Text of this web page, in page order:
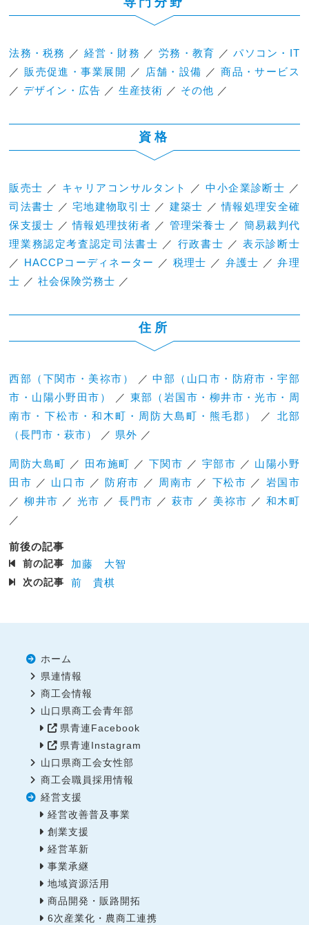
法務・税務 ／ 経営・財務 ／ 労務・教育 ／パソコン・IT
／ 販売促進・事業展開 ／ 店舗・設備 ／商品・サービス
／ デザイン・広告 ／生産技術 ／ その他 ／
資格
販売士 ／ キャリアコンサルタント ／中小企業診断士 ／
司法書士 ／宅地建物取引士 ／ 建築士 ／情報処理安全確
保支援士 ／情報処理技術者 ／ 管理栄養士 ／ 簡易裁判代
理業務認定考査認定司法書士 ／ 行政書士 ／表示診断士
／ HACCPコーディネーター ／ 税理士 ／ 弁護士 ／弁理
士 ／社会保険労務士 ／
住所
西部（下関市・美祢市） ／中部（山口市・防府市・宇部
市・山陽小野田市）
／ 東部（岩国市・柳井市・光市・周
南市・下松市・和木町・周防大島町・熊毛郡）
／ 北部
（長門市・萩市）
／ 県外 ／
周防大島町 ／ 田布施町 ／下関市 ／ 宇部市 ／ 山陽小野
田市 ／ 山口市 ／ 防府市 ／ 周南市 ／ 下松市 ／ 岩国市
／柳井市 ／ 光市 ／長門市 ／ 萩市 ／ 美祢市 ／ 和木町
／
前後の記事
前の記事 加藤 大智
次の記事 前 貴棋
ホーム
県連情報
商工会情報
山口県商工会青年部
県青連Facebook
県青連Instagram
山口県商工会女性部
商工会職員採用情報
経営支援
経営改善普及事業
創業支援
経営革新
事業承継
地域資源活用
商品開発・販路開拓
6次産業化・農商工連携